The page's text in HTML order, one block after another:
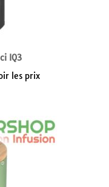
IQ3
les prix